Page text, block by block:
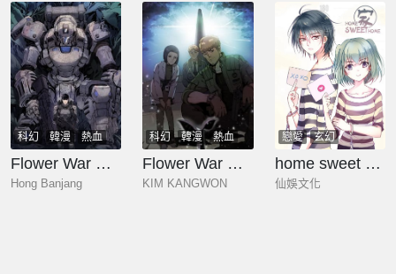
科幻 韓漫
熱血
奇幻
少年 玄幻
Flower War 第一季
Hong Banjang
科幻 韓漫
熱血
奇幻
少年 玄幻
Flower War 第二季 - 鋼鐵穹頂
KIM KANGWON
戀愛 玄幻
home sweet home
仙娛文化